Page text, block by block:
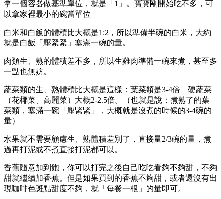
拿一個容器做基準單位，就是「1」。寶寶剛開始吃不多，可
以拿家裡最小的碗當單位
白米和白飯的體積比大概是1:2，所以準備半碗的白米，大約
就是白飯「壓緊緊」塞滿一碗的量。
肉類生、熟的體積差不多，所以生雞肉準備一碗來煮，甚至多
一點也無妨。
蔬菜類的生、熟體積比大概是這樣：葉菜類是3-4倍，硬蔬菜
（花椰菜、高麗菜）大概2-2.5倍。（也就是說：煮熟了的葉
菜類，塞滿一碗「壓緊緊」，大概就是沒煮的時候的3-4碗的
量）
水果就不需要顧慮生、熟體積差別了，直接量2/3碗的量，煮
過再打泥或不煮直接打泥都可以。
香蕉隨意加到飽，你可以打完之後自己吃吃看夠不夠甜，不夠
甜就繼續加香蕉。但是如果買到的香蕉不夠甜，或者還沒有出
現咖啡色斑點甜度不夠，就「每餐一根」的量即可。